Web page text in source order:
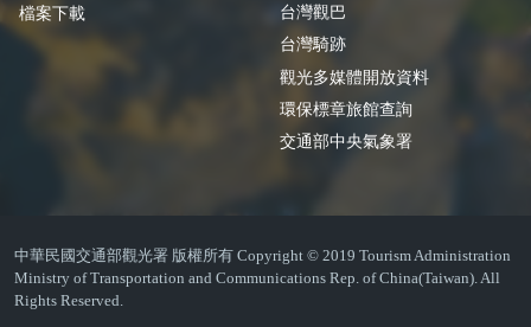
檔案下載
台灣觀巴
台灣騎跡
觀光多媒體開放資料
環保標章旅館查詢
交通部中央氣象署
中華民國交通部觀光署 版權所有 Copyright © 2019 Tourism Administration
Ministry of Transportation and Communications Rep. of China(Taiwan). All
Rights Reserved.